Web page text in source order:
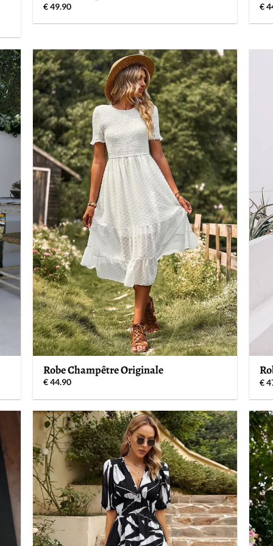
€49.90 €
Robe Champêtre Originale
€44.90 €